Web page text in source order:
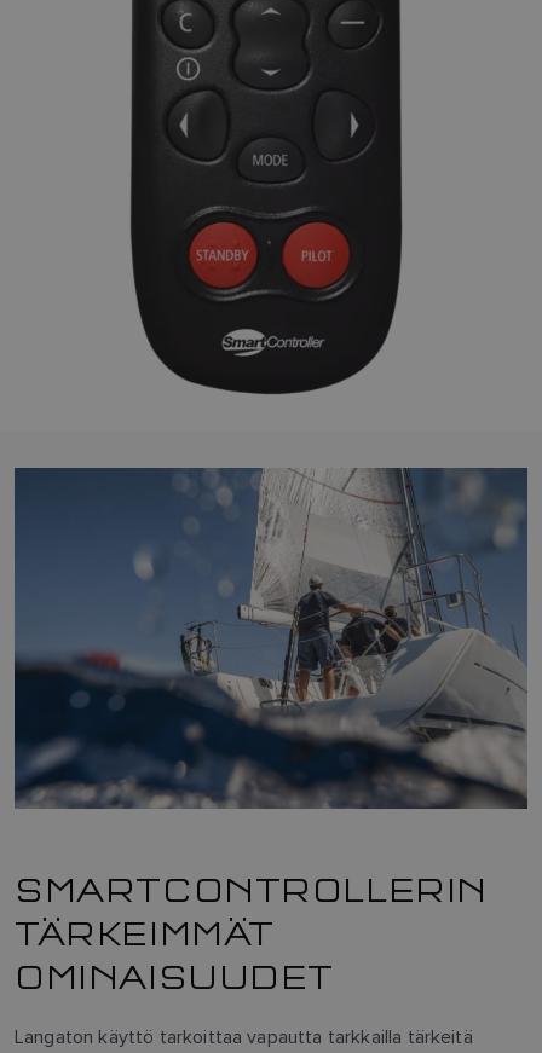
SMARTCONTROLLERIN
TÄRKEIMMÄT
OMINAISUUDET
Langaton käyttö tarkoittaa vapautta tarkkailla tärkeitä